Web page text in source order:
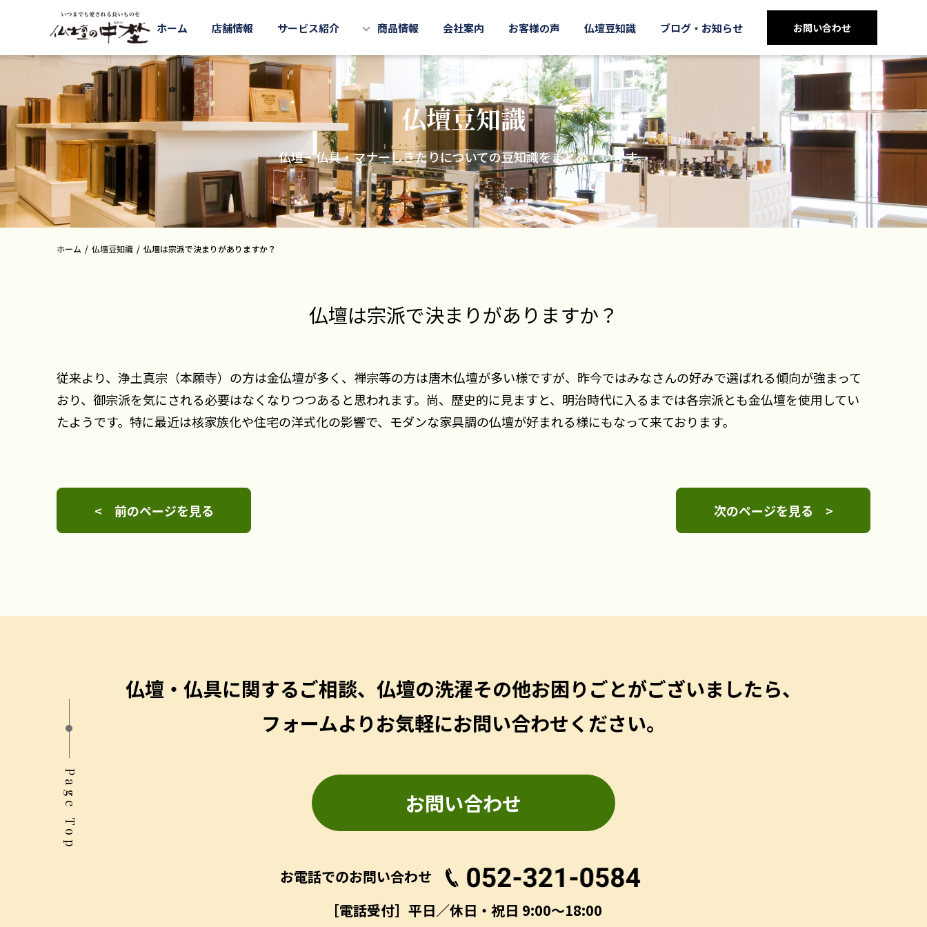
ホーム 店舗情報 サービス紹介 商品情報 会社案内 お客様の声 仏壇豆知識 ブログ・お知らせ お問い合わせ
仏壇豆知識
仏壇・仏具・マナーしきたりについての豆知識をまとめています。
ホーム 仏壇豆知識 仏壇は宗派で決まりがありますか？
仏壇は宗派で決まりがありますか？
従来より、浄土真宗（本願寺）の方は金仏壇が多く、禅宗等の方は唐木仏壇が多い様ですが、昨今ではみなさんの好みで選ばれる傾向が強まって
おり、御宗派を気にされる必要はなくなりつつあると思われます。尚、歴史的に見ますと、明治時代に入るまでは各宗派とも金仏壇を使用してい
たようです。特に最近は核家族化や住宅の洋式化の影響で、モダンな家具調の仏壇が好まれる様にもなって来ております。
< 前のページを見る 次のページを見る >
仏壇・仏具に関するご相談、仏壇の洗濯その他お困りごとがございましたら、
フォームよりお気軽にお問い合わせください。
お問い合わせ
お電話でのお問い合わせ
［電話受付］平日／休日・祝日 9:00～18:00
Page Top